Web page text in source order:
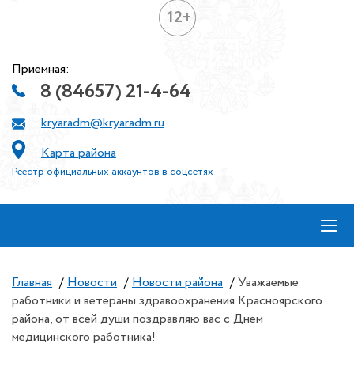
12+
Приемная:
8 (84657) 21-4-64
kryaradm@kryaradm.ru
Карта района
Реестр официальных аккаунтов в соцсетях
≡
Главная / Новости / Новости района / Уважаемые
работники и ветераны здравоохранения Красноярского
района, от всей души поздравляю вас с Днем
медицинского работника!